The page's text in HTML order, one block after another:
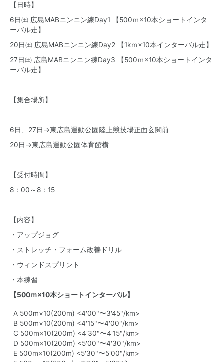
【日時】
6日㈯ 広島MABニンニン練Day1 【500ｍ×10本ショートインタ
ーバル走】
20日㈯ 広島MABニンニン練Day2 【1kｍ×10本インターバル走】
27日㈯ 広島MABニンニン練Day3 【500ｍ×10本ショートインタ
ーバル走】
【集合場所】
6日、27日→東広島運動公園陸上競技場正面玄関前
20日→東広島運動公園体育館横
【受付時間】
8：00～8：15
【内容】
・アップジョグ
・ストレッチ・フォーム改善ドリル
・ウィンドスプリント
・本練習
【500ｍ×10本ショートインターバル】
A 500m×10(200m) <4'00"〜3'45"/km>
B 500m×10(200m) <4'15"〜4'00"/km>
C 500m×10(200m) <4'30"〜4'15"/km>
D 500m×10(200m) <5'00"〜4'30"/km>
E 500m×10(200m) <5'30"〜5'00"/km>